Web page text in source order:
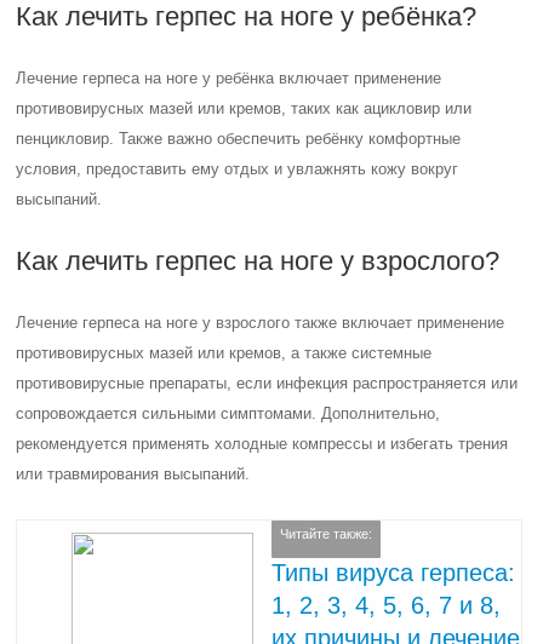
Как лечить герпес на ноге у ребёнка?
Лечение герпеса на ноге у ребёнка включает применение
противовирусных мазей или кремов, таких как ацикловир или
пенцикловир. Также важно обеспечить ребёнку комфортные
условия, предоставить ему отдых и увлажнять кожу вокруг
высыпаний.
Как лечить герпес на ноге у взрослого?
Лечение герпеса на ноге у взрослого также включает применение
противовирусных мазей или кремов, а также системные
противовирусные препараты, если инфекция распространяется или
сопровождается сильными симптомами. Дополнительно,
рекомендуется применять холодные компрессы и избегать трения
или травмирования высыпаний.
Читайте также:
Типы вируса герпеса:
1, 2, 3, 4, 5, 6, 7 и 8,
их причины и лечение